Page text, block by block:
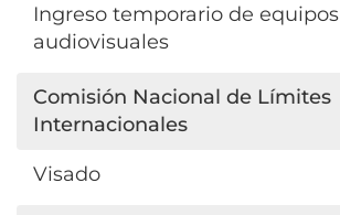
Ingreso temporario de equipos
audiovisuales
Comisión Nacional de Límites
Internacionales
Visado